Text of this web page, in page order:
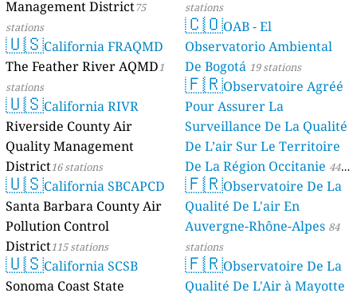
Management District75
stations
🇺🇸California FRAQMD
The Feather River AQMD1
stations
🇺🇸California RIVR
Riverside County Air
Quality Management
District16 stations
🇺🇸California SBCAPCD
Santa Barbara County Air
Pollution Control
District115 stations
🇺🇸California SCSB
Sonoma Coast State
stations
🇨🇴OAB - El
Observatorio Ambiental
De Bogotá 19 stations
🇫🇷Observatoire Agréé
Pour Assurer La
Surveillance De La Qualité
De L’air Sur Le Territoire
De La Région Occitanie 44
stations
🇫🇷Observatoire De La
Qualité De L'air En
Auvergne-Rhône-Alpes 84
stations
🇫🇷Observatoire De La
Qualité De L'Air à Mayotte